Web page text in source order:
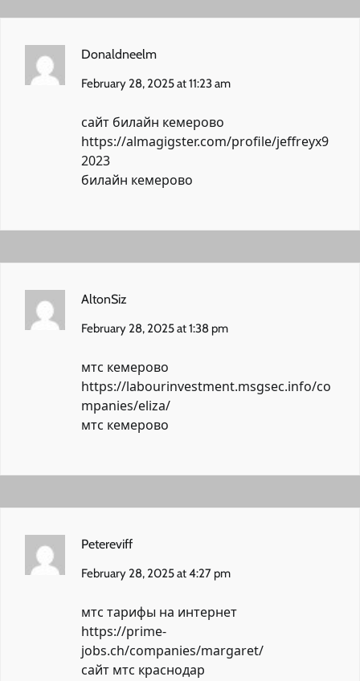
Donaldneelm
February 28, 2025 at 11:23 am
сайт билайн кемерово
https://almagigster.com/profile/jeffreyx9
2023
билайн кемерово
AltonSiz
February 28, 2025 at 1:38 pm
мтс кемерово
https://labourinvestment.msgsec.info/co
mpanies/eliza/
мтс кемерово
Petereviff
February 28, 2025 at 4:27 pm
мтс тарифы на интернет
https://prime-
jobs.ch/companies/margaret/
сайт мтс краснодар